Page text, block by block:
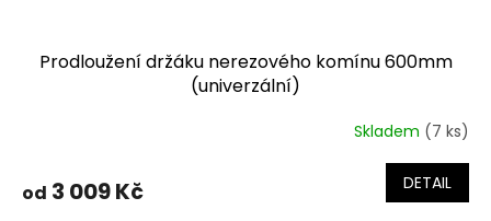
Prodloužení držáku nerezového komínu 600mm
(univerzální)
Skladem (7 ks)
od 3 009 Kč DETAIL